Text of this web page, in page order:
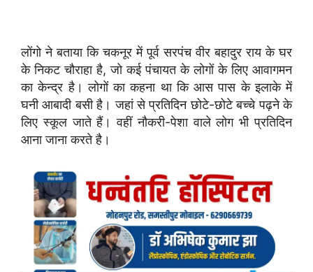
लोंगो ने बताया कि चकनूर में पूर्व सरपंच वीर बहादुर राय के घर
के निकट चौराहा है, जो कई पंचायत के लोगों के लिए आवागमन
का केन्द्र है। लोगों का कहना था कि आस पास के इलाके में
घनी आबादी बसी है। जहां से प्रतिदिन छोटे-छोटे बच्चे पढ़ने के
लिए स्कूल जाते हैं। वहीं नौकरी-पेशा वाले लोग भी प्रतिदिन
आना जाना करते है।